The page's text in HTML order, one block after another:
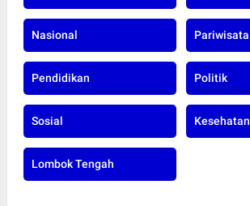
Nasional Pariwisata
Pendidikan Politik
Sosial Kesehatan
Lombok Tengah